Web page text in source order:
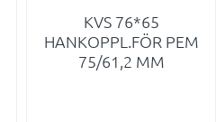
KVS 76*65
HANKOPPL.FÖR PEM
75/61,2 MM